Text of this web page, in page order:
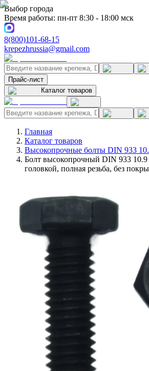
Выбор города
Время работы: пн-пт 8:30 - 18:00 мск
8(800)101-68-15
krepezhrussia@gmail.com
Прайс-лист
Каталог товаров
Главная
Каталог товаров
Высокопрочные болты DIN 933
Болт высокопрочный DIN 933 10.9
головкой, полная резьба, без